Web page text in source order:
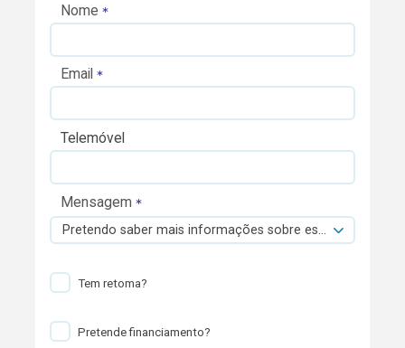
Nome
Email
Telemóvel
Mensagem
Pretendo saber mais informações sobre esta viatura.
Tem retoma?
Pretende financiamento?